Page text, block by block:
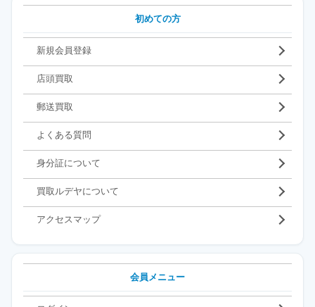
初めての方
新規会員登録
店頭買取
郵送買取
よくある質問
身分証について
買取ルデヤについて
アクセスマップ
会員メニュー